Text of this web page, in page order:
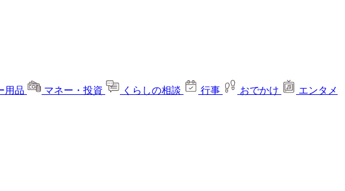
用品 マネー・投資 くらしの相談 行事 おでかけ
エンタメ